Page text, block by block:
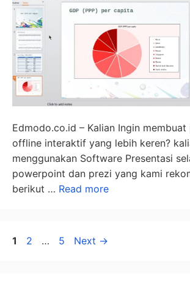
Edmodo.co.id – Kalian Ingin membuat
offline interaktif yang lebih keren?
menggunakan Software Presentasi
powerpoint dan prezi yang kami
berikut … Read more
Page
1 Page
2 … Page
5 Next →